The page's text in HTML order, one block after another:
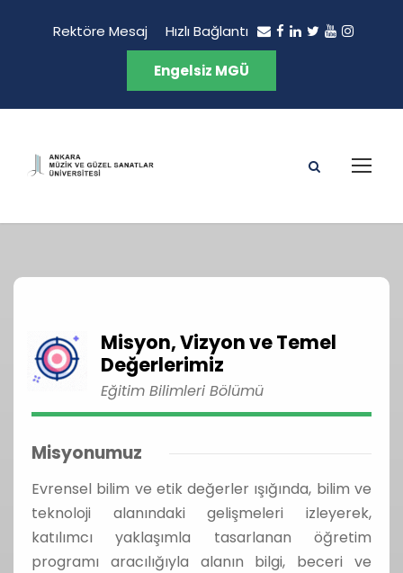
Rektöre Mesaj Hızlı Bağlantı
Engelsiz MGÜ
Misyon, Vizyon ve Temel
Değerlerimiz
Eğitim Bilimleri Bölümü
Misyonumuz
Evrensel bilim ve etik değerler ışığında, bilim ve
teknoloji alanındaki gelişmeleri izleyerek,
katılımcı yaklaşımla tasarlanan öğretim
programı aracılığıyla alanın bilgi, beceri ve